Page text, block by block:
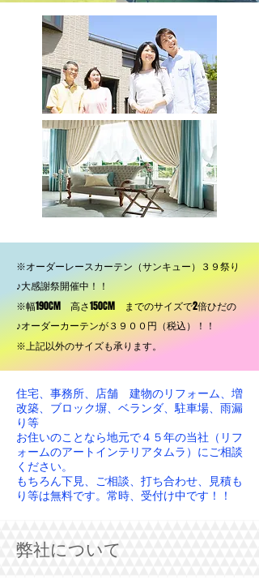
※オーダーレースカーテン（サンキュー）３９祭り
♪大感謝祭開催中！！
※幅190CM 高さ150CM までのサイズで2倍ひだの
♪オーダーカーテンが３９００円（税込）！！
※上記以外のサイズも承ります。
※オーダーレースカーテン（サンキュー）３９祭り
♪大感謝祭開催中！！
※幅190CM 高さ150CM までのサイズで2倍ひだの
♪オーダーカーテンが３９００円（税込）！！
※上記以外のサイズも承ります。
住宅、事務所、店舗 建物のリフォーム、増
改築、ブロック塀、ベランダ、駐車場、雨漏
り等
​お住いのことなら地元で４５年の当社（リフ
ォームのアートインテリアタムラ）にご相談
ください。
もちろん下見、ご相談、打ち合わせ、見積も
り等は無料です。常時、受付け中です！！
弊社について